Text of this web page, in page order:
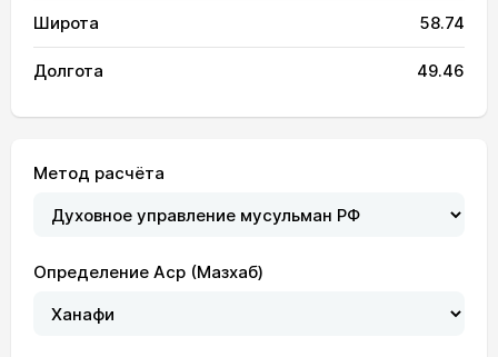
Широта 58.74
Долгота 49.46
Метод расчёта
Определение Аср (Мазхаб)